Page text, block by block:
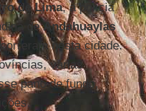
de Lima, a polícia
deAndahuaylas
nesta cidade.
várias
pano de fundo,